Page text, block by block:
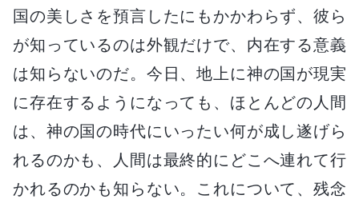
国の美しさを預言したにもかかわらず、彼ら
が知っているのは外観だけで、内在する意義
は知らないのだ。今日、地上に神の国が現実
に存在するようになっても、ほとんどの人間
は、神の国の時代にいったい何が成し遂げら
れるのかも、人間は最終的にどこへ連れて行
かれるのかも知らない。これについて、残念